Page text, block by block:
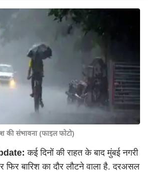
की संभावना (फाइल फोटो)
कई दिनों की राहत के बाद मुंबई नगरी
बारिश का दौर लौटने वाला है. दरअसल